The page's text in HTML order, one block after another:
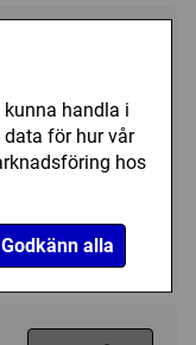
handla i
för hur vår
hos
Godkänn alla